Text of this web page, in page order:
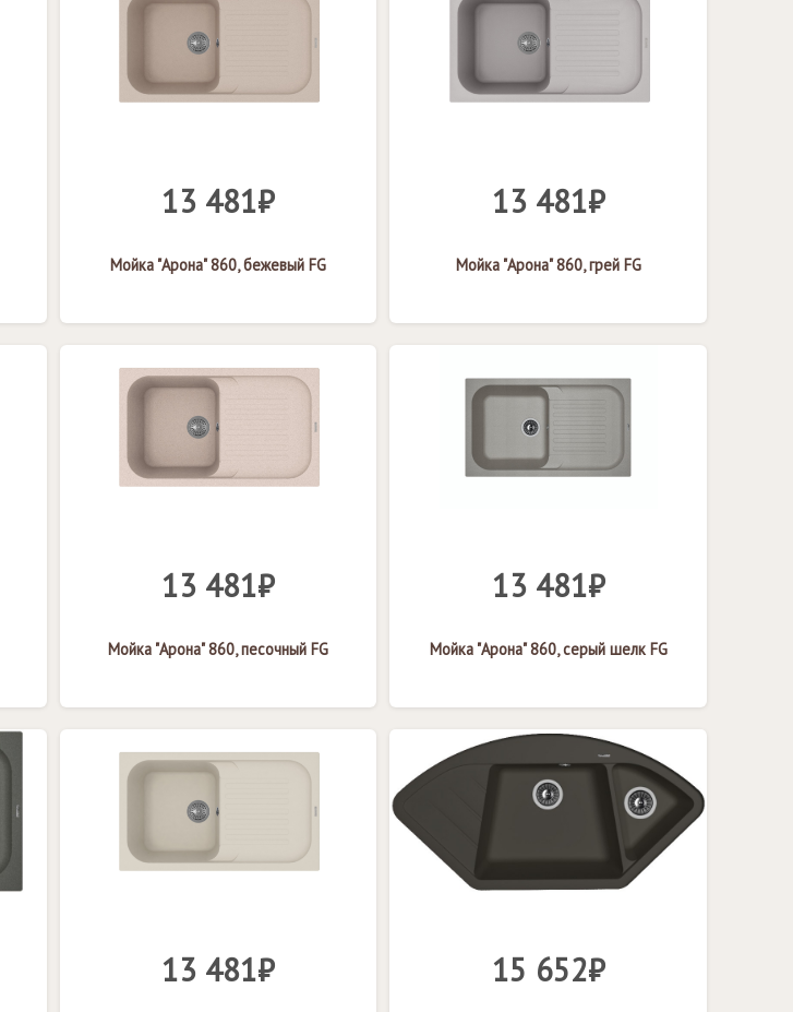
13 481₽
Мойка "Арона" 860, бежевый FG
13 481₽
Мойка "Арона" 860, грей FG
13 481₽
Мойка "Арона" 860, песочный FG
13 481₽
Мойка "Арона" 860, серый шелк FG
13 481₽ 15 652₽